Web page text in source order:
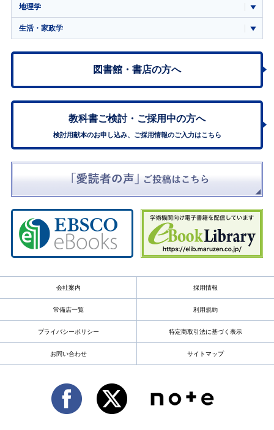
地理学
生活・家政学
図書館・書店の方へ
教科書ご検討・ ご採用中の方へ
検討用献本のお申し込み、ご採用情報のご入力はこちら
会社案内 採用情報
常備店一覧 利用規約
プライバシーポリシー 特定商取引法に基づく表示
お問い合わせ サイトマップ